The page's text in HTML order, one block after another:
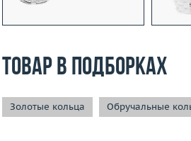
Товар в подборках
Золотые кольца Обручальные